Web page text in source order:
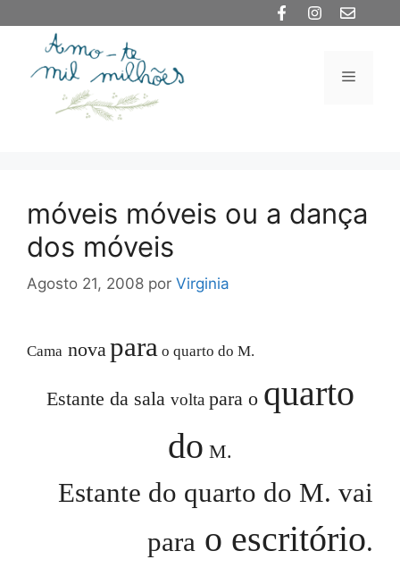
conteúdo
Menu
móveis móveis ou a dança
dos móveis
Agosto 21, 2008 por Virginia
Cama novapara o quarto do M.
Estante da sala volta para o quarto
do M.
Estante do quarto do M. vai
para o escritório.